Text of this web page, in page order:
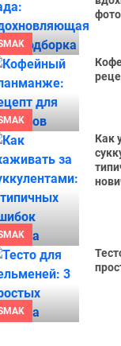
Как